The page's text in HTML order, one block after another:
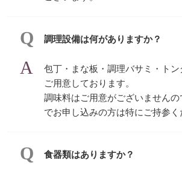
調理設備は何がありますか？
包丁・まな板・調理バサミ・ト
ご用意しております。
調味料はご用意がございません
でお申し込みの方は特にご持参く
食器類はありますか？